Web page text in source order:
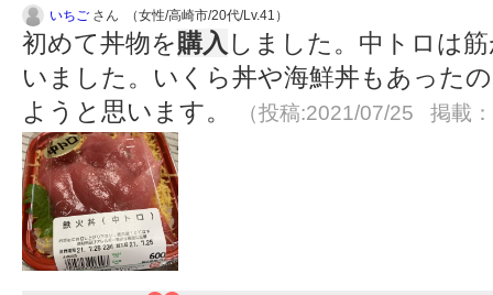
いちご さん （女性/高崎市/20代/Lv.41）
初めて丼物を購入 しました。中トロは
いました。いくら丼や海鮮丼もあった
ようと思います。
（投稿:2021/07/25 掲載